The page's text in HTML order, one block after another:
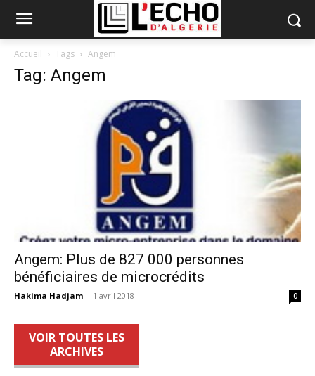
Accueil Tags Angem
Tag: Angem
Angem: Plus de 827 000 personnes
bénéficiaires de microcrédits
Hakima Hadjam - 1 avril 2018 0
VOIR TOUTES LES
ARCHIVES